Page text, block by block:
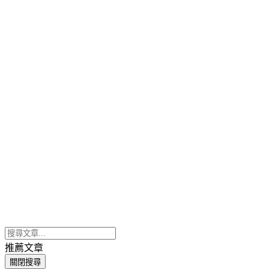
推薦文章
關閉搜尋